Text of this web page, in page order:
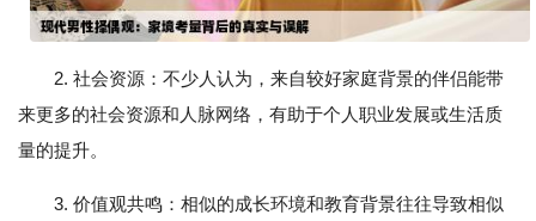
2. 社会资源：不少人认为，来自较好家庭背景的伴侣能带
来更多的社会资源和人脉网络，有助于个人职业发展或生活质
量的提升。
3. 价值观共鸣：相似的成长环境和教育背景往往导致相似